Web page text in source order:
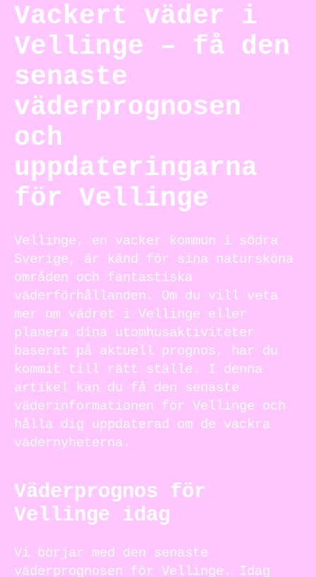
Vackert väder i
Vellinge – få den
senaste
väderprognosen
och
uppdateringarna
för Vellinge
Vellinge, en vacker kommun i södra
Sverige, är känd för sina natursköna
områden och fantastiska
väderförhållanden. Om du vill veta
mer om vädret i Vellinge eller
planera dina utomhusaktiviteter
baserat på aktuell prognos, har du
kommit till rätt ställe. I denna
artikel kan du få den senaste
väderinformationen för Vellinge och
hålla dig uppdaterad om de vackra
vädernyheterna.
Väderprognos för
Vellinge idag
Vi börjar med den senaste
väderprognosen för Vellinge. Idag